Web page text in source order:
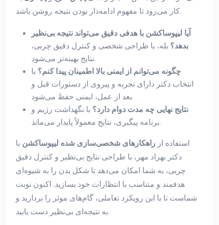
کار می‌رود تا مفهوم ادامه‌دار بودن نتیجه روشن باشد.
آیا لیپوساکشن با هدفی دقیق می‌تواند نتیجه بی‌نظیر
بدهد؟ بله، با طراحی شخصی و كنترل دقیق چربی،
نتایج بهینه‌تر می‌شود.
چگونه می‌توانم از ایمنی بالا اطمینان پیدا کنم؟ با
انتخاب دکتر دارای تجربه و پیروی از دستورات قبل و
بعد از عمل، ایمنی حفظ می‌شود.
نتایج نهایی چه مدت دوام دارد؟ با نگهداشت رژیم و
برنامه پیگیری، نتایج معمولاً پایدار می‌ماند.
استفاده از راهکارهای شخصی‌سازی شده لیپوساکشن با
دکتر بهزاد مهر، با طراحی نتایج بی‌نظیر و كنترل دقیق
چربی، به شما امکان می‌دهد تا شکل بدن را به شیوه‌ای
هدفمند و متناسب با انتظارات خود بسازید. اکنون نوبت
شماست تا با این رویکرد تعاملی، گام‌های موثر را بردارید و
به نتیجه‌ای بی‌نظیر دست یابید.